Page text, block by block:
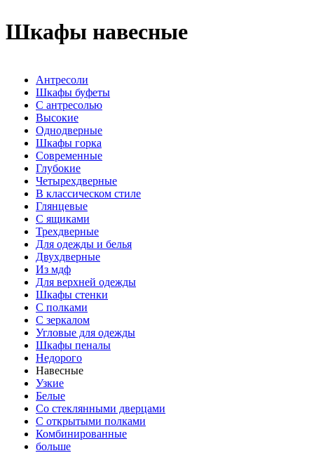
Шкафы навесные
Антресоли
Шкафы буфеты
С антресолью
Высокие
Однодверные
Шкафы горка
Современные
Глубокие
Четырехдверные
В классическом стиле
Глянцевые
С ящиками
Трехдверные
Для одежды и белья
Двухдверные
Из мдф
Для верхней одежды
Шкафы стенки
С полками
С зеркалом
Угловые для одежды
Шкафы пеналы
Недорого
Навесные
Узкие
Белые
Со стеклянными дверцами
С открытыми полками
Комбинированные
больше